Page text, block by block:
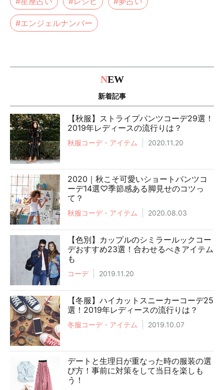
#エンジェルナンバー
NEW
新着記事
【秋服】ストライプパンツコーデ29選！
2019年レディースの流行りは？
秋服コーデ・アイテム 2020.11.20
2020｜秋こそ可愛いショートパンツコ
ーデ14選♡季節感ある脚見せのコツっ
て？
秋服コーデ・アイテム 2020.08.03
【色別】カップルのシミラールックコー
デおすすめ23選！合わせるべきアイテム
も
コーデ 2019.11.20
【冬服】ハイカットスニーカーコーデ25
選！2019年レディースの流行りは？
冬服コーデ・アイテム 2019.10.07
デートと生理日が重なった時の服装の選
び方！事前に対策をして当日を楽しも
う！